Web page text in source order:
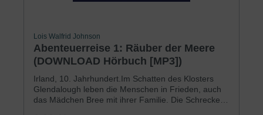
Lois Walfrid Johnson
Abenteuerreise 1: Räuber der Meere
(DOWNLOAD Hörbuch [MP3])
Irland, 10. Jahrhundert.Im Schatten des Klosters
Glendalough leben die Menschen in Frieden, auch
das Mädchen Bree mit ihrer Familie. Die Schrecken